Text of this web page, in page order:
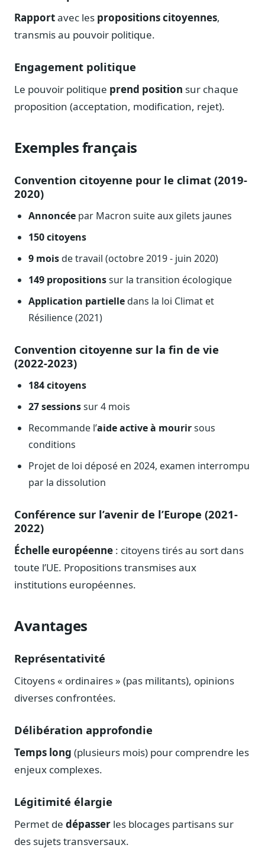
Guides pratiques
17 guides sur le Parlement, la procédure, le plaidoyer
Analyses, méthodes, coulisses
Lexique parlementaire
1027 termes expliqués
Sources couvertes
Nouveautés produit
Public Sénat, ONG, cabinets
Qui sommes-nous
Méthode, valeurs et équipe
Charte IA
Fiabilité, souveraineté, sobriété
Presse
Rapportavec les propositions citoyennes,
transmis au pouvoir politique.
Engagement politique
Le pouvoir politique prend position sur chaque
proposition (acceptation, modification, rejet).
Exemples français
Convention citoyenne pour le climat (2019-
2020)
Annoncée par Macron suite aux gilets jaunes
150 citoyens
9 moisde travail (octobre 2019 - juin 2020)
149 propositionssur la transition écologique
Application partielledans la loi Climat et
Résilience (2021)
Convention citoyenne sur la fin de vie
(2022-2023)
184 citoyens
27 sessionssur 4 mois
Recommande l’aide active à mourirsous
conditions
Projet de loi déposé en 2024, examen interrompu
par la dissolution
Conférence sur l’avenir de l’Europe (2021-
2022)
Échelle européenne : citoyens tirés au sort dans
toute l’UE. Propositions transmises aux
institutions européennes.
Avantages
Représentativité
Citoyens « ordinaires » (pas militants), opinions
diverses confrontées.
Délibération approfondie
Temps long (plusieurs mois) pour comprendre les
enjeux complexes.
Légitimité élargie
Permet de dépasser les blocages partisans sur
des sujets transversaux.